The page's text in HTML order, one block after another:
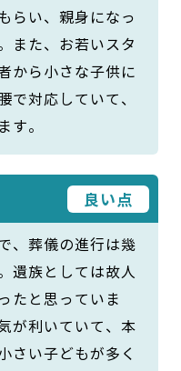
らい、親身になっ
また、お若いスタ
から小さな子供に
で対応していて、
す。
良い点
、葬儀の進行は幾
遺族としては故人
たと思っていま
が利いていて、本
さい子どもが多く